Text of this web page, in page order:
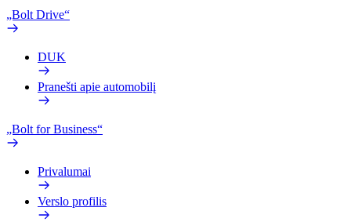
„Bolt Drive“
DUK
Pranešti apie automobilį
„Bolt for Business“
Privalumai
Verslo profilis